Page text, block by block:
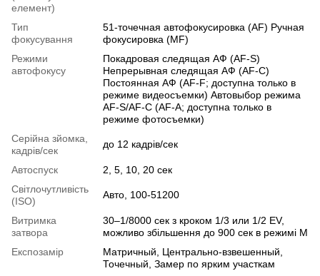
елемент)
Тип
фокусування
51-точечная автофокусировка (AF) Ручная
фокусировка (MF)
Режими
автофокусу
Покадровая следящая АФ (AF-S)
Непрерывная следящая АФ (AF-C)
Постоянная АФ (AF-F; доступна только в
режиме видеосъемки) Автовыбор режима
AF-S/AF-C (AF-A; доступна только в
режиме фотосъемки)
Серійна зйомка,
кадрів/сек
до 12 кадрів/сек
Автоспуск
2, 5, 10, 20 сек
Світлочутливість
(ISO)
Авто, 100-51200
Витримка
затвора
30–1/8000 сек з кроком 1/3 или 1/2 EV,
можливо збільшення до 900 сек в режимі M
Експозамір
Матричный, Центрально-взвешенный,
Точечный, Замер по ярким участкам